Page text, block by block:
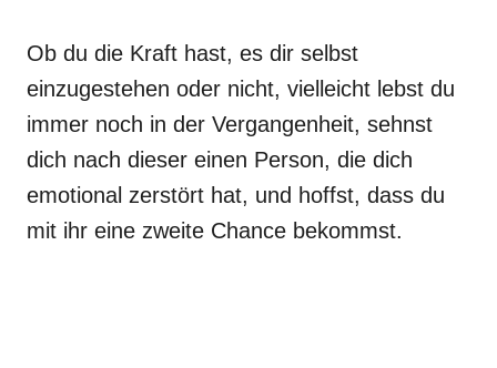
Ob du die Kraft hast, es dir selbst
einzugestehen oder nicht, vielleicht lebst du
immer noch in der Vergangenheit, sehnst
dich nach dieser einen Person, die dich
emotional zerstört hat, und hoffst, dass du
mit ihr eine zweite Chance bekommst.